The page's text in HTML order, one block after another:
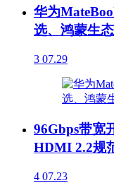
华为
选、鸿蒙生
3 07.29
96Gbps带宽
HDMI 2.2规
4 07.23